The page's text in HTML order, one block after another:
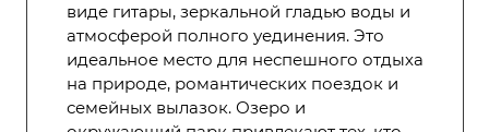
виде гитары, зеркальной гладью воды и
атмосферой полного уединения. Это
идеальное место для неспешного отдыха
на природе, романтических поездок и
семейных вылазок. Озеро и